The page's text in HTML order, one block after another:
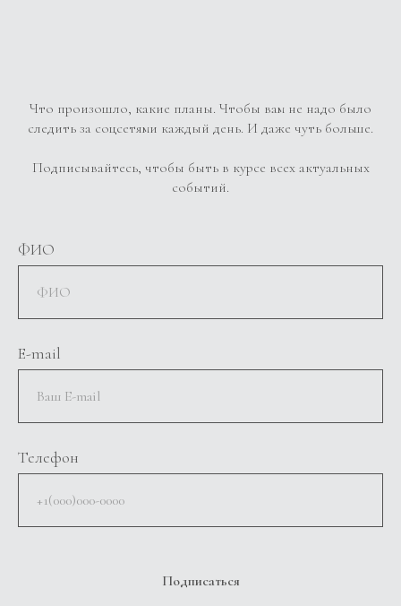
Что произошло, какие планы. Чтобы вам не надо было
следить за соцсетями каждый день. И даже чуть больше.
Подписывайтесь, чтобы быть в курсе всех актуальных
событий.
ФИО
E-mail
Телефон
Подписаться